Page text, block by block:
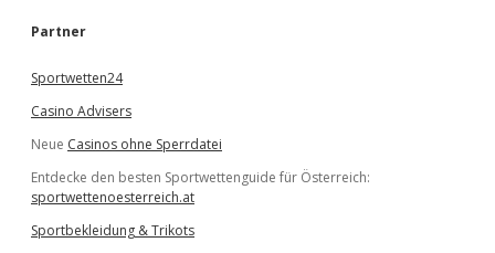
e
Partner
Sportwetten24
Casino Advisers
Neue Casinos ohne Sperrdatei
Entdecke den besten Sportwettenguide für Österreich:
sportwettenoesterreich.at
Sportbekleidung & Trikots